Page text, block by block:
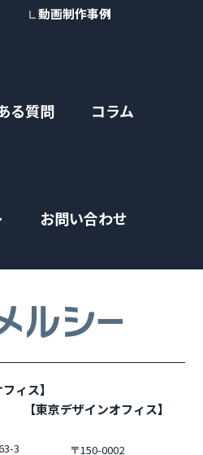
動画制作事例
る質問 コラム
お問い合わせ
ィス】
3
【東京デザインオフィス】
〒150-0002